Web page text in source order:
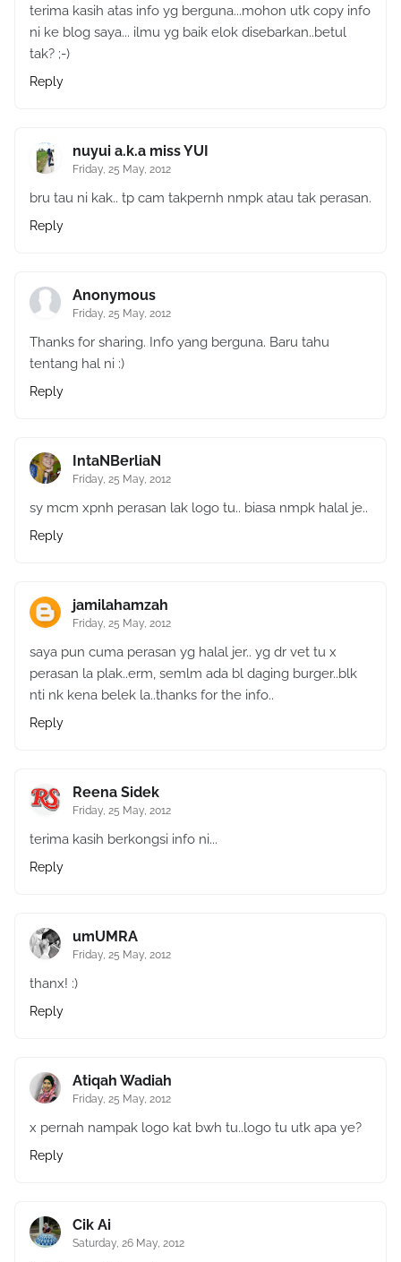
terima kasih atas info yg berguna...mohon utk copy info
ni ke blog saya... ilmu yg baik elok disebarkan..betul
tak? ;-)
Reply
nuyui a.k.a miss YUI
Friday, 25 May, 2012
bru tau ni kak.. tp cam takpernh nmpk atau tak perasan.
Reply
Anonymous
Friday, 25 May, 2012
Thanks for sharing. Info yang berguna. Baru tahu
tentang hal ni :)
Reply
IntaNBerliaN
Friday, 25 May, 2012
sy mcm xpnh perasan lak logo tu.. biasa nmpk halal je..
Reply
jamilahamzah
Friday, 25 May, 2012
saya pun cuma perasan yg halal jer.. yg dr vet tu x
perasan la plak..erm, semlm ada bl daging burger..blk
nti nk kena belek la..thanks for the info..
Reply
Reena Sidek
Friday, 25 May, 2012
terima kasih berkongsi info ni...
Reply
umUMRA
Friday, 25 May, 2012
thanx! :)
Reply
Atiqah Wadiah
Friday, 25 May, 2012
x pernah nampak logo kat bwh tu..logo tu utk apa ye?
Reply
Cik Ai
Saturday, 26 May, 2012